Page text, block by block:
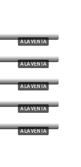
A LA VENTA
A LA VENTA
A LA VENTA
A LA VENTA
A LA VENTA